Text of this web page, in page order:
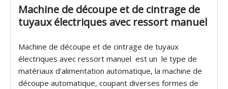
Machine de découpe et de cintrage de
tuyaux électriques avec ressort manuel
Machine de découpe et de cintrage de tuyaux
électriques avec ressort manuel est un le type de
matériaux d'alimentation automatique, la machine de
découpe automatique, coupant diverses formes de